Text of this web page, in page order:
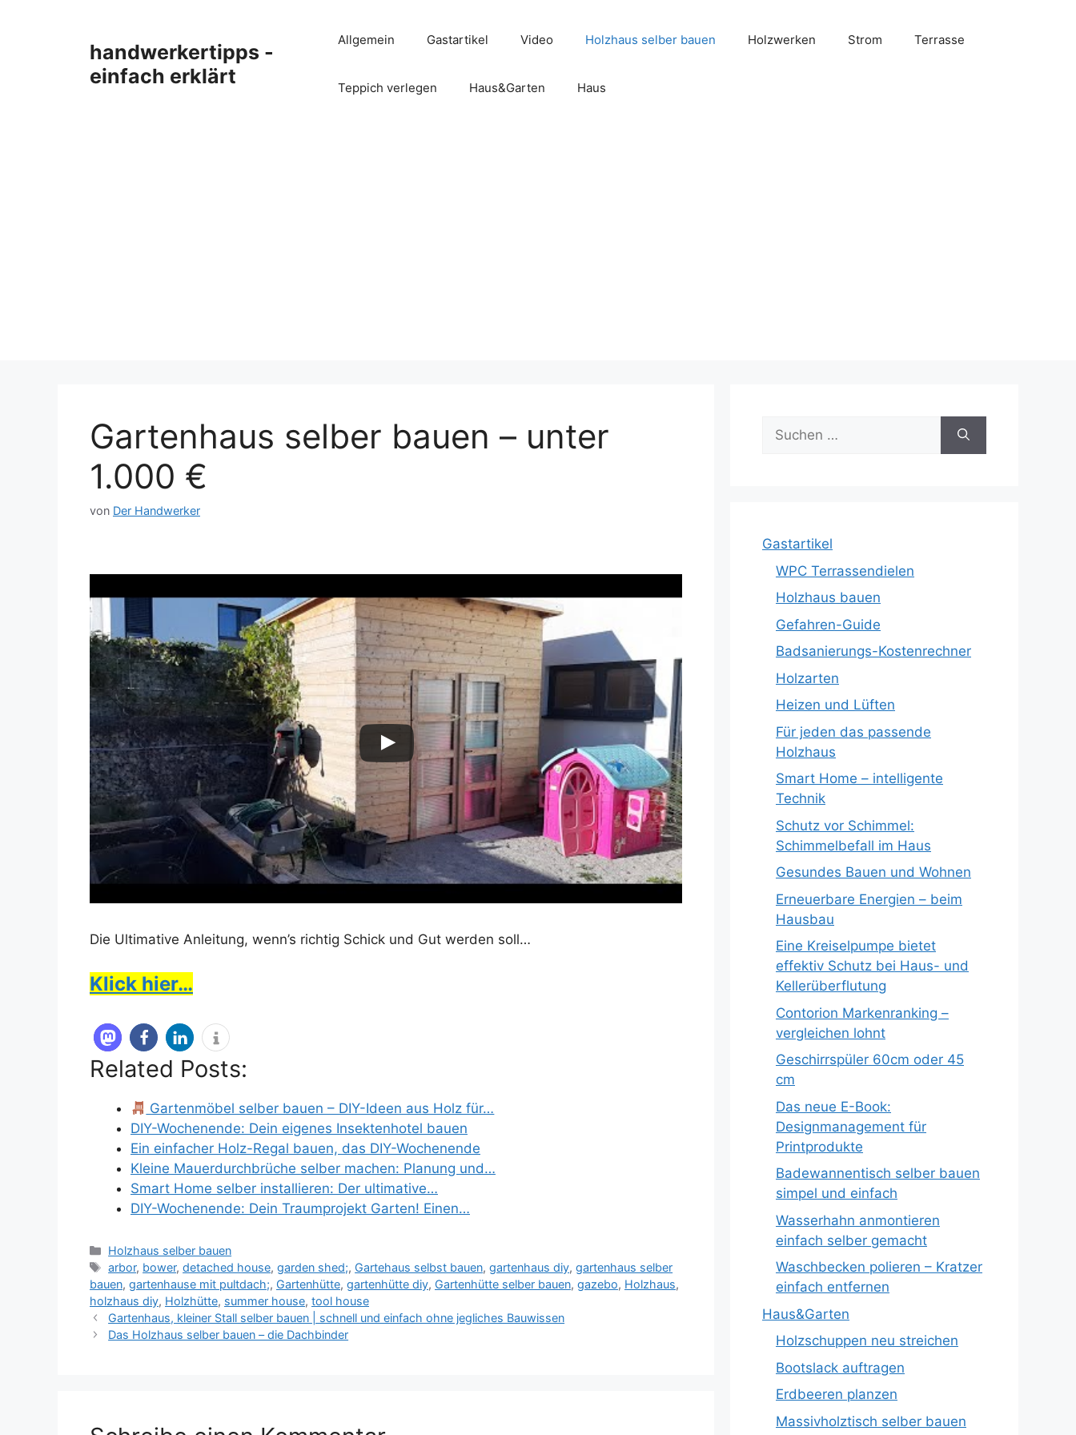
handwerkertipps -
einfach erklärt
Allgemein Gastartikel Video Holzhaus selber bauen Holzwerken Strom Terrasse
Teppich verlegen Haus&Garten Haus
Gartenhaus selber bauen – unter
1.000 €
von Der Handwerker
Dieses Video auf YouTube ansehen
Die Ultimative Anleitung, wenn’s richtig Schick und Gut werden soll…
Klick hier…
Related Posts:
Gartenmöbel selber bauen – DIY-Ideen aus Holz für…
DIY-Wochenende: Dein eigenes Insektenhotel bauen
Ein einfacher Holz-Regal bauen, das DIY-Wochenende
Kleine Mauerdurchbrüche selber machen: Planung und…
Smart Home selber installieren: Der ultimative…
DIY-Wochenende: Dein Traumprojekt Garten! Einen…
Kategorien
Holzhaus selber bauen
Schlagwörter
arbor, bower,detached house,garden shed;, Gartehaus selbst bauen,gartenhaus diy,gartenhaus selber
bauen, gartenhause mit pultdach;, Gartenhütte, gartenhütte diy, Gartenhütte selber bauen, gazebo, Holzhaus,
holzhaus diy, Holzhütte, summer house, tool house
Gartenhaus, kleiner Stall selber bauen | schnell und einfach ohne jegliches Bauwissen
Das Holzhaus selber bauen – die Dachbinder
Suche
nach:
Gastartikel
WPC Terrassendielen
Holzhaus bauen
Gefahren-Guide
Badsanierungs-Kostenrechner
Holzarten
Heizen und Lüften
Für jeden das passende
Holzhaus
Smart Home – intelligente
Technik
Schutz vor Schimmel:
Schimmelbefall im Haus
Gesundes Bauen und Wohnen
Erneuerbare Energien – beim
Hausbau
Eine Kreiselpumpe bietet
effektiv Schutz bei Haus- und
Kellerüberflutung
Contorion Markenranking –
vergleichen lohnt
Geschirrspüler 60cm oder 45
cm
Das neue E-Book:
Designmanagement für
Printprodukte
Badewannentisch selber bauen
simpel und einfach
Wasserhahn anmontieren
einfach selber gemacht
Waschbecken polieren – Kratzer
einfach entfernen
Haus&Garten
Holzschuppen neu streichen
Bootslack auftragen
Erdbeeren planzen
Massivholztisch selber bauen